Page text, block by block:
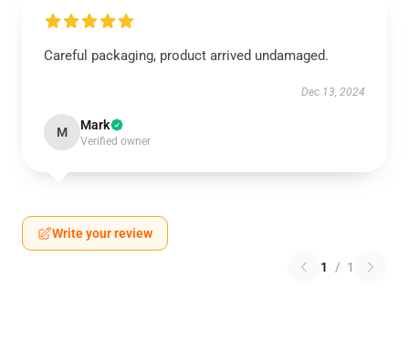
Careful packaging, product arrived undamaged.
Dec 13, 2024
M Mark
Verified owner
Write your review
1 / 1